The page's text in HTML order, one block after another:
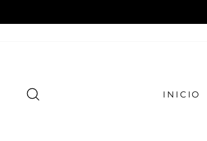
directamente
INICIO